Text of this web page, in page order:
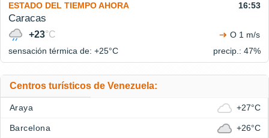
ESTADO DEL TIEMPO AHORA 16:53
Caracas
+23°C
O 1 m/s
sensación térmica de: +25°C precip.: 47%
Centros turísticos de Venezuela:
Araya +27°C
Barcelona +26°C